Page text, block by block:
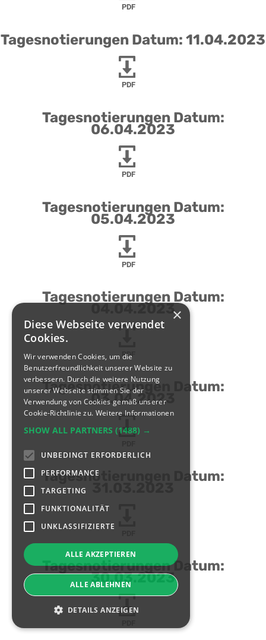
PDF
Tagesnotierungen Datum: 11.04.2023
PDF
Tagesnotierungen Datum:
06.04.2023
PDF
Tagesnotierungen Datum:
05.04.2023
PDF
Tagesnotierungen Datum:
04.04.2023
PDF
Tagesnotierungen Datum:
03.04.2023
Tagesnotierungen Datum:
Tagesnotierungen Datum:
30.03.2023
×
Diese Webseite verwendet
Cookies.
Wir verwenden Cookies, um die
Benutzerfreundlichkeit unserer Website zu
verbessern. Durch die weitere Nutzung
unserer Webseite stimmen Sie der
Verwendung von Cookies gemäß unserer
Cookie-Richtlinie zu. Weitere Informationen
SHOW ALL PARTNERS (1488) →
UNBEDINGT ERFORDERLICH
PERFORMANCE
TARGETING
FUNKTIONALITÄT
UNKLASSIFIZIERTE
ALLE AKZEPTIEREN
ALLE ABLEHNEN
DETAILS ANZEIGEN